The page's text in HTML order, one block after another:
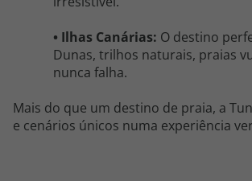
• Ilhas Canárias: O destino
Dunas, trilhos naturais, praias
nunca falha.
Mais do que um destino de praia, a
e cenários únicos numa experiência